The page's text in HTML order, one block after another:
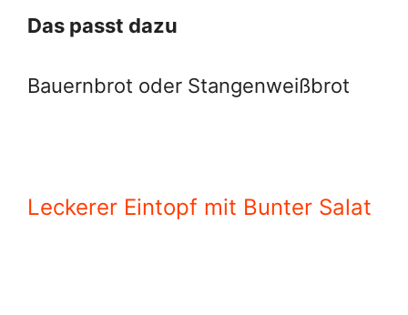
Das passt dazu
Bauernbrot oder Stangenweißbrot
Leckerer Eintopf mit Bunter Salat